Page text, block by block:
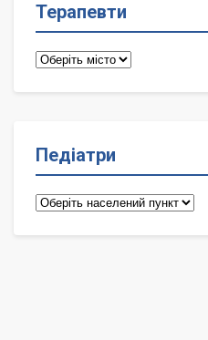
Терапевти
Терапевти
Педіатри
Педіатри